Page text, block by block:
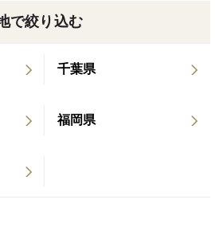
討ください。
お熨斗のご要望を承ります。「特
など金額の判るものは一切同封し
で絞り込む
千葉県
福岡県